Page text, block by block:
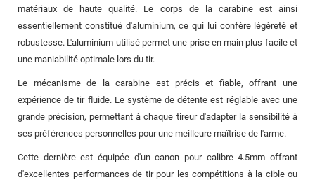
matériaux de haute qualité. Le corps de la carabine est ainsi
essentiellement constitué d'aluminium, ce qui lui confère légèreté et
robustesse. L'aluminium utilisé permet une prise en main plus facile et
une maniabilité optimale lors du tir.
Le mécanisme de la carabine est précis et fiable, offrant une
expérience de tir fluide. Le système de détente est réglable avec une
grande précision, permettant à chaque tireur d'adapter la sensibilité à
ses préférences personnelles pour une meilleure maîtrise de l'arme.
Cette dernière est équipée d'un canon pour calibre 4.5mm offrant
d'excellentes performances de tir pour les compétitions à la cible ou